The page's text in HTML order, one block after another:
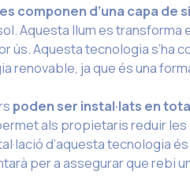
es componen d’una capa de
Aquesta llum es
ús. Aquesta tecnologia s’ha
renovable, ja que és una
poden ser instal·lats en
als propietaris reduir
d’aquesta tecnologia
per a assegurar que rebi